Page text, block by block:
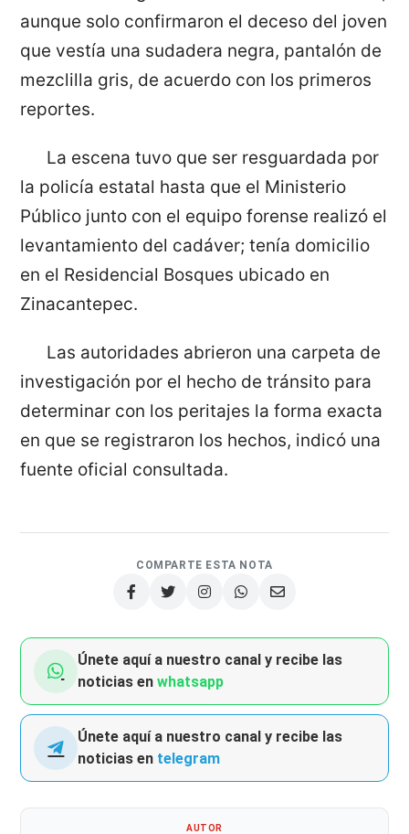
aunque solo confirmaron el deceso del joven
que vestía una sudadera negra, pantalón de
mezclilla gris, de acuerdo con los primeros
reportes.
La escena tuvo que ser resguardada por
la policía estatal hasta que el Ministerio
Público junto con el equipo forense realizó el
levantamiento del cadáver; tenía domicilio
en el Residencial Bosques ubicado en
Zinacantepec.
Las autoridades abrieron una carpeta de
investigación por el hecho de tránsito para
determinar con los peritajes la forma exacta
en que se registraron los hechos, indicó una
fuente oficial consultada.
COMPARTE ESTA NOTA
Únete aquí a nuestro canal y recibe las
noticias enwhatsapp
Únete aquí a nuestro canal y recibe las
noticias en telegram
AUTOR